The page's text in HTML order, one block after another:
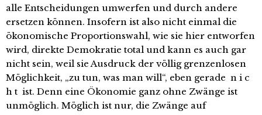
alle Entscheidungen umwerfen und durch andere
ersetzen können. Insofern ist also nicht einmal die
ökonomische Proportionswahl, wie sie hier entworfen
wird, direkte Demokratie total und kann es auch gar
nicht sein, weil sie Ausdruck der völlig grenzenlosen
Möglichkeit, „zu tun, was man will“, eben gerade n i c
h t ist. Denn eine Ökonomie ganz ohne Zwänge ist
unmöglich. Möglich ist nur, die Zwänge auf